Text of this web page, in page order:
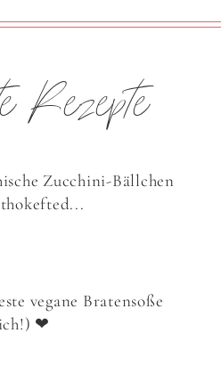
Rezepte
Zucchini-Bällchen
vegane Bratensoße
❤